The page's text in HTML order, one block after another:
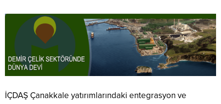
İÇDAŞ Çanakkale yatırımlarındaki entegrasyon ve